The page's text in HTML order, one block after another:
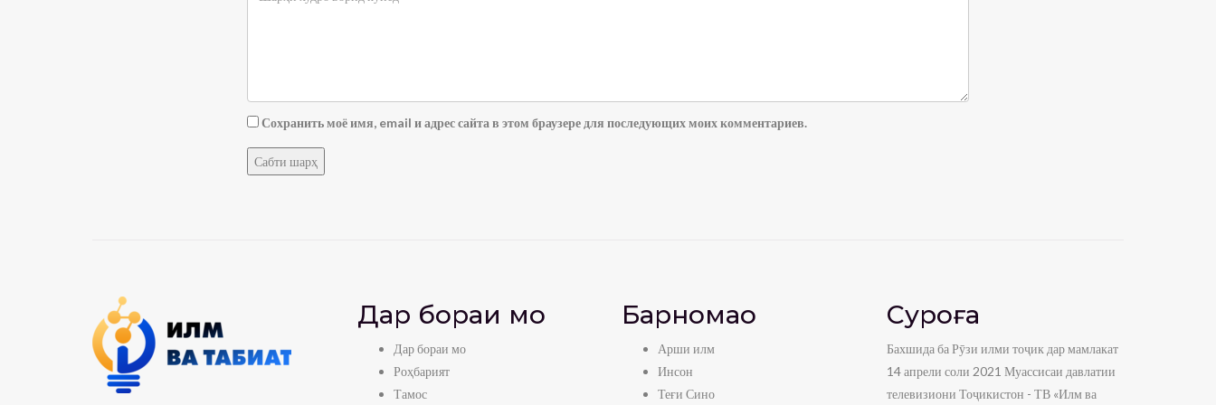
Сохранить моё имя, email и адрес сайта в этом браузере для последующих моих комментариев.
Дар бораи мо
Дар бораи мо
Роҳбарият
Тамос
Барномаҳо
Арши илм
Инсон
Теғи Сино
Суроға
Бахшида ба Рӯзи илми тоҷик дар мамлакат
14 апрели соли 2021 Муассисаи давлатии
телевизиони Тоҷикистон - ТВ «Илм ва